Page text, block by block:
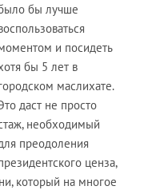
бы лучше
и посидеть
бы 5 лет в
маслихате.
даст не просто
необходимый
преодоления
ценза,
который на многое